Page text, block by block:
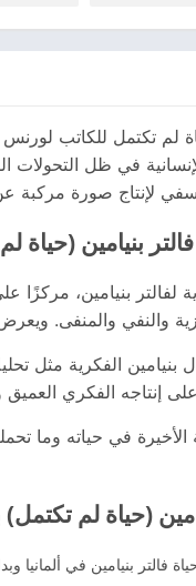
لم تكتمل للكاتب
في ظل التحولات
لإنتاج صورة
بنيامين (حياة
لفالتر بنيامين،
والنفي والمنفى.
بنيامين الفكرية مثل
إنتاجه الفكري العميق
في حياته وما
(حياة لم
فالتر بنيامين في ألمانيا